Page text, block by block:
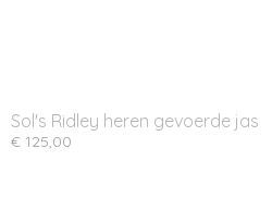
Sol's Ridley heren gevoerde jas
€ 125,00